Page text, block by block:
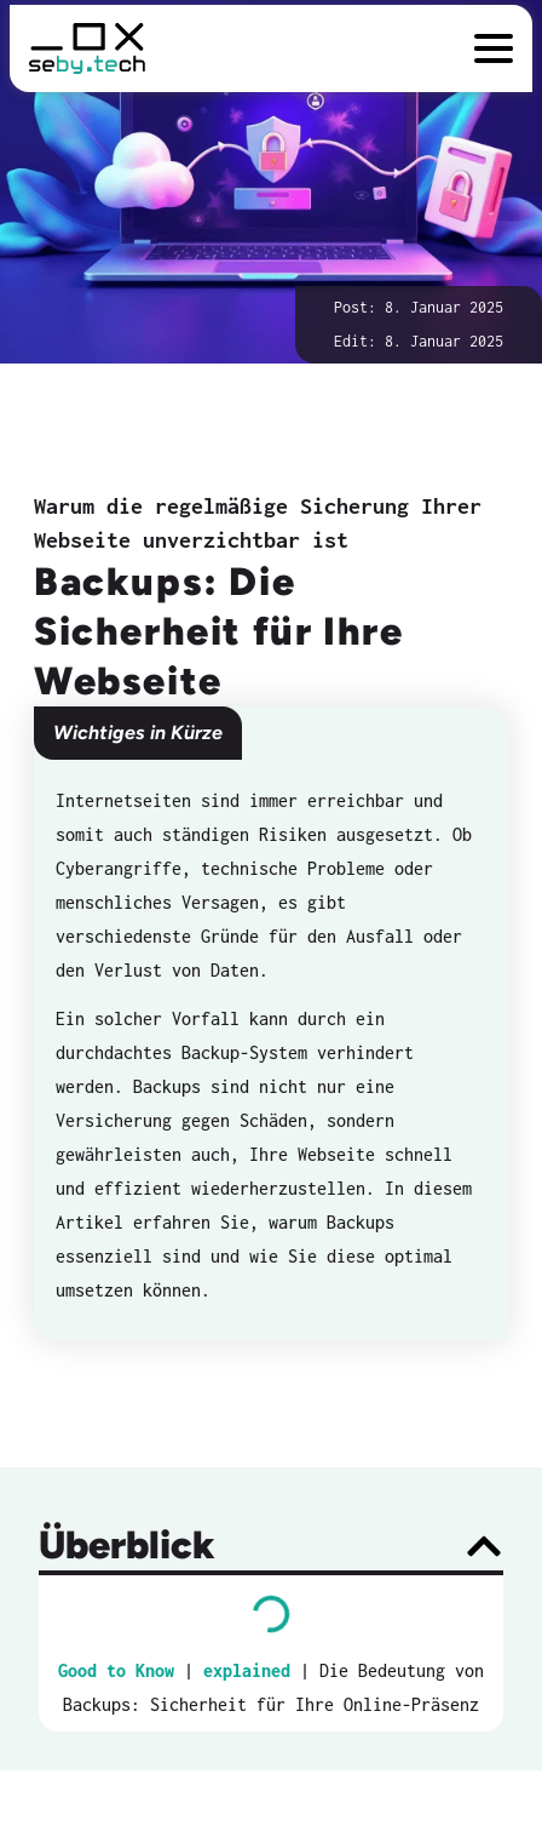
Post: 8. Januar 2025
Edit: 8. Januar 2025
Warum die regelmäßige Sicherung Ihrer
Webseite unverzichtbar ist
Backups: Die
Sicherheit für Ihre
Webseite
Wichtiges in Kürze
Internetseiten sind immer erreichbar und
somit auch ständigen Risiken ausgesetzt. Ob
Cyberangriffe, technische Probleme oder
menschliches Versagen, es gibt
verschiedenste Gründe für den Ausfall oder
den Verlust von Daten.
Ein solcher Vorfall kann durch ein
durchdachtes Backup-System verhindert
werden. Backups sind nicht nur eine
Versicherung gegen Schäden, sondern
gewährleisten auch, Ihre Webseite schnell
und effizient wiederherzustellen. In diesem
Artikel erfahren Sie, warum Backups
essenziell sind und wie Sie diese optimal
umsetzen können.
Überblick
Good to Know | explained | Die Bedeutung von
Backups: Sicherheit für Ihre Online-Präsenz